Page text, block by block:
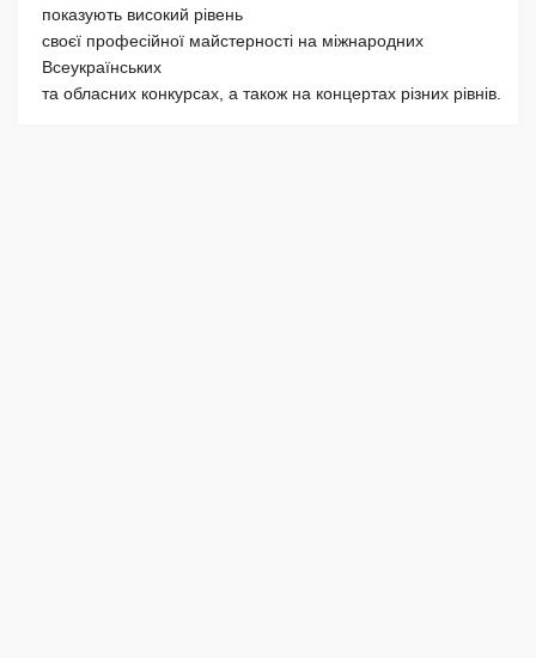
показують високий рівень
своєї професійної майстерності на міжнародних
Всеукраїнських
та обласних конкурсах, а також на концертах різних рівнів.